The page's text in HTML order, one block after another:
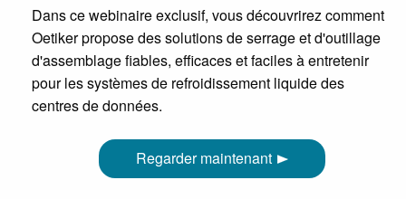
Dans ce webinaire exclusif, vous découvrirez comment
Oetiker propose des solutions de serrage et d'outillage
d'assemblage fiables, efficaces et faciles à entretenir
pour les systèmes de refroidissement liquide des
centres de données.
Regarder maintenant